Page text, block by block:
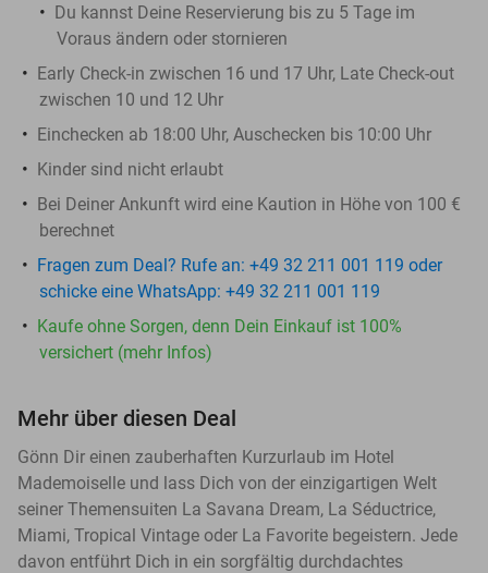
Du kannst Deine Reservierung bis zu 5 Tage im
Voraus ändern oder stornieren
Early Check-in zwischen 16 und 17 Uhr, Late Check-out
zwischen 10 und 12 Uhr
Einchecken ab 18:00 Uhr, Auschecken bis 10:00 Uhr
Kinder sind nicht erlaubt
Bei Deiner Ankunft wird eine Kaution in Höhe von 100 €
berechnet
Fragen zum Deal? Rufe an: +49 32 211 001 119 oder
schicke eine WhatsApp: +49 32 211 001 119
Kaufe ohne Sorgen, denn Dein Einkauf ist 100%
versichert (mehr Infos)
Mehr über diesen Deal
Gönn Dir einen zauberhaften Kurzurlaub im Hotel
Mademoiselle und lass Dich von der einzigartigen Welt
seiner Themensuiten La Savana Dream, La Séductrice,
Miami, Tropical Vintage oder La Favorite begeistern. Jede
davon entführt Dich in ein sorgfältig durchdachtes